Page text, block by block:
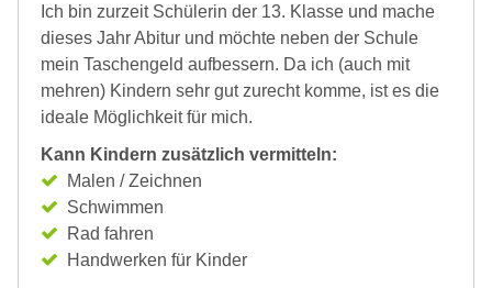
Ich bin zurzeit Schülerin der 13. Klasse und mache
dieses Jahr Abitur und möchte neben der Schule
mein Taschengeld aufbessern. Da ich (auch mit
mehren) Kindern sehr gut zurecht komme, ist es die
ideale Möglichkeit für mich.
Kann Kindern zusätzlich vermitteln:
Malen / Zeichnen
Schwimmen
Rad fahren
Handwerken für Kinder